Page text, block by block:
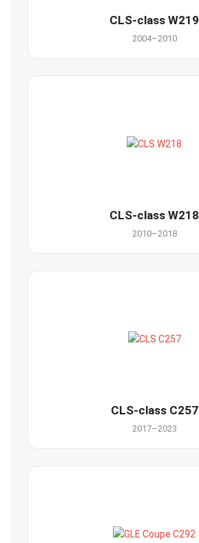
CLS-class W219
2004–2010
CLS-class W218
2010–2018
CLS-class C257
2017–2023